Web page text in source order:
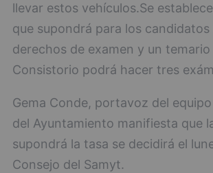
llevar estos vehículos.Se
que supondrá para los candidatos
derechos de examen y un temario
Consistorio podrá hacer tres
Gema Conde, portavoz del
del Ayuntamiento manifiesta que
supondrá la tasa se decidirá el
Consejo del Samyt.